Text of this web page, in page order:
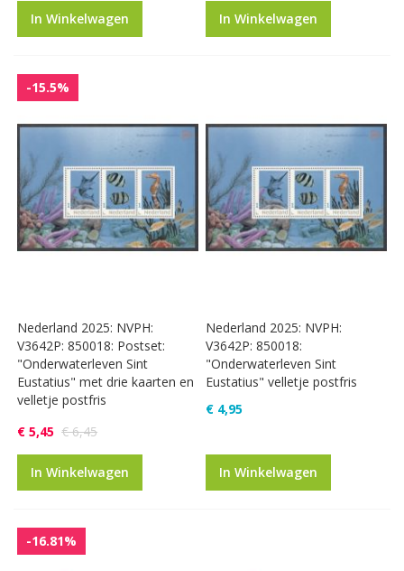
In Winkelwagen In Winkelwagen
-15.5%
Nederland 2025: NVPH:
V3642P: 850018: Postset:
"Onderwaterleven Sint
Eustatius" met drie kaarten en
velletje postfris
€ 5,45 € 6,45
In Winkelwagen
Nederland 2025: NVPH:
V3642P: 850018:
"Onderwaterleven Sint
Eustatius" velletje postfris
€ 4,95
In Winkelwagen
-16.81%